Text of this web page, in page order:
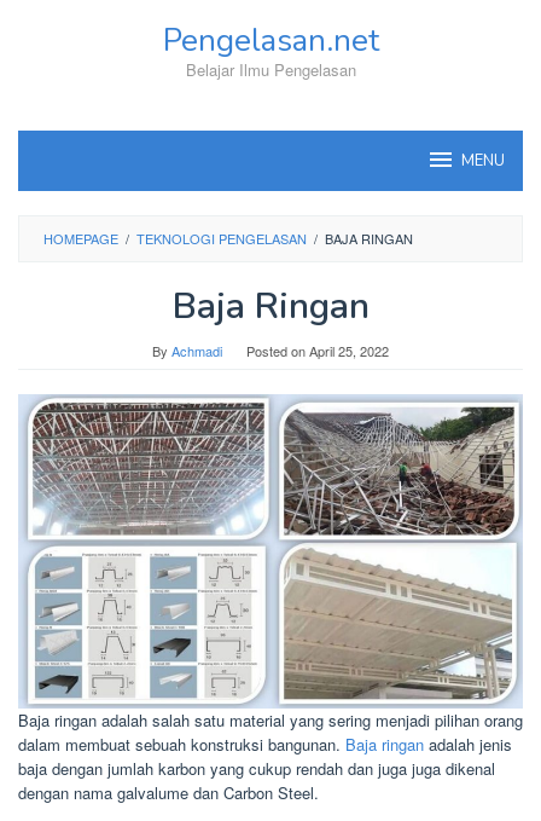
Pengelasan.net
Belajar Ilmu Pengelasan
MENU
HOMEPAGE / TEKNOLOGI PENGELASAN / BAJA RINGAN
Baja Ringan
By Achmadi Posted onApril 25, 2022
Baja ringan adalah salah satu material yang sering menjadi pilihan orang
dalam membuat sebuah konstruksi bangunan. Baja ringan adalah jenis
baja dengan jumlah karbon yang cukup rendah dan juga juga dikenal
dengan nama galvalume dan Carbon Steel.